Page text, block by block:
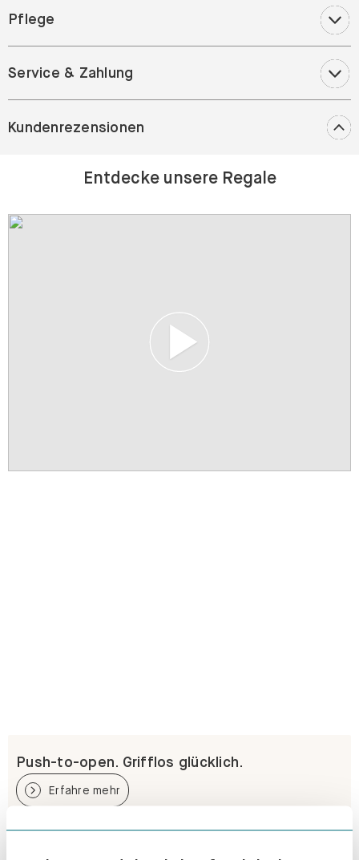
Pflege
Service & Zahlung
Kundenrezensionen
Entdecke unsere Regale
Push-to-open. Grifflos glücklich.
Erfahre mehr